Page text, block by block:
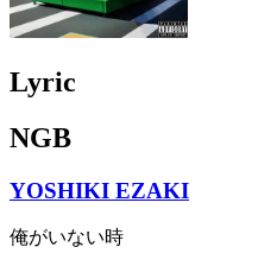
Lyric
NGB
YOSHIKI EZAKI
俺がいない時